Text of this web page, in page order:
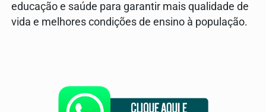
educação e saúde para garantir mais qualidade de
vida e melhores condições de ensino à população.